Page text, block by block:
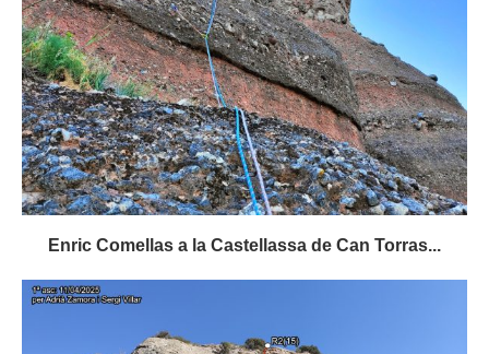
Enric Comellas a la Castellassa de Can Torras...